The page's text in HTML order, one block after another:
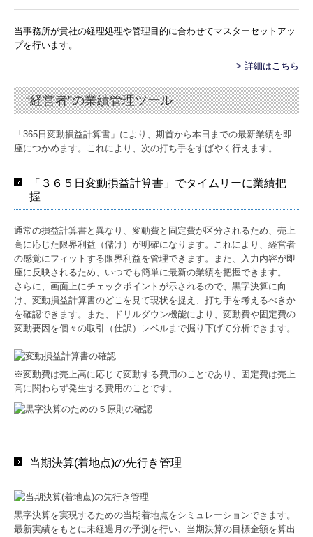
当事務所が貴社の経理処理や管理目的に合わせてマスターセットアッ
プを行います。
> 詳細はこちら
“経営者”の業績管理ツール
「365日変動損益計算書」により、期首から本日までの最新業績を即
座につかめます。これにより、次の打ち手をすばやく行えます。
「３６５日変動損益計算書」でタイムリーに業績把
握
通常の損益計算書と異なり、変動費と固定費が区分されるため、売上
高に応じた限界利益（儲け）が明確になります。これにより、経営者
の感覚にフィットする限界利益を管理できます。また、入力内容が即
座に反映されるため、いつでも簡単に最新の業績を把握できます。
さらに、画面上にチェックポイントが示されるので、黒字決算に向
け、変動損益計算書のどこを見て現状を捉え、打ち手を考えるべきか
を確認できます。また、ドリルダウン機能により、変動費や固定費の
変動要因を個々の取引（仕訳）レベルまで掘り下げて分析できます。
※変動費は売上高に応じて変動する費用のことであり、固定費は売上
高に関わらず発生する費用のことです。
当期決算(着地点)の先行き管理
黒字決算を実現するための当期着地点をシミュレーションできます。
最新実績をもとに未経過月の予測を行い、当期決算の目標金額を算出